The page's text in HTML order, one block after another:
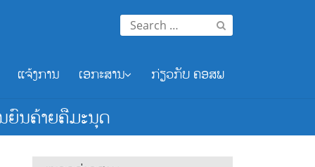
Search
for:
ແຈ້ງການ ເອກະສານ ກ່ຽວກັບ ຄອສພ
ຍົນຄ້າຍຄືມະນຸດ